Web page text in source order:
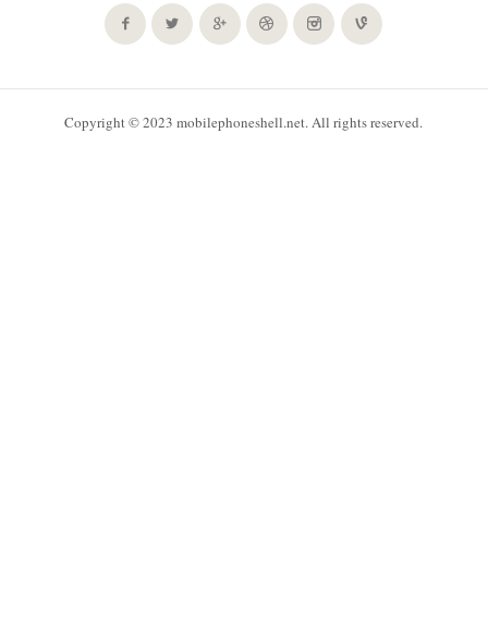
Copyright © 2023 mobilephoneshell.net. All rights reserved.